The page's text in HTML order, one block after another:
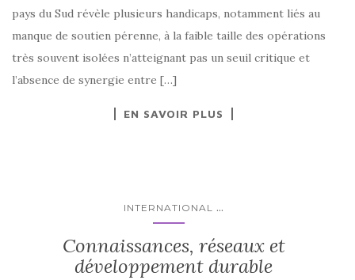
pays du Sud révèle plusieurs handicaps, notamment liés au
manque de soutien pérenne, à la faible taille des opérations
très souvent isolées n’atteignant pas un seuil critique et
l’absence de synergie entre […]
EN SAVOIR PLUS
INTERNATIONAL ...
Connaissances, réseaux et
développement durable